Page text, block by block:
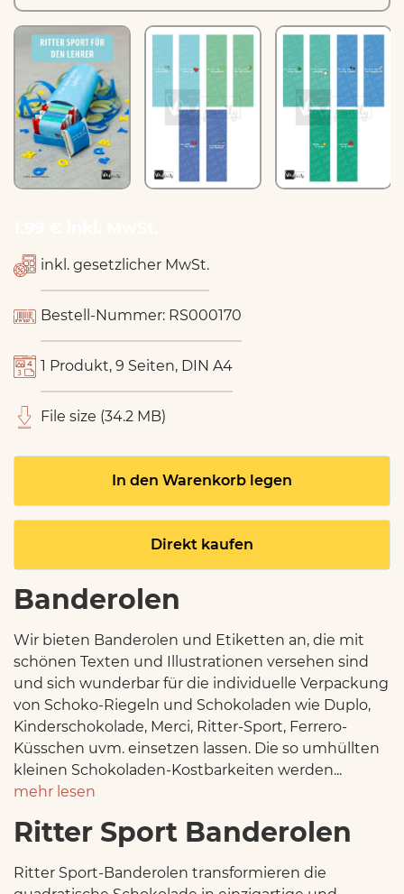
inkl. gesetzlicher MwSt.
Bestell-Nummer: RS000170
1 Produkt, 9 Seiten, DIN A4
File size (34.2 MB)
In den Warenkorb legen
Direkt kaufen
Banderolen
Wir bieten Banderolen und Etiketten an, die mit
schönen Texten und Illustrationen versehen sind
und sich wunderbar für die individuelle Verpackung
von Schoko-Riegeln und Schokoladen wie Duplo,
Kinderschokolade, Merci, Ritter-Sport, Ferrero-
Küsschen uvm. einsetzen lassen. Die so umhüllten
kleinen Schokoladen-Kostbarkeiten werden...
mehr lesen
Ritter Sport Banderolen
Ritter Sport-Banderolen transformieren die